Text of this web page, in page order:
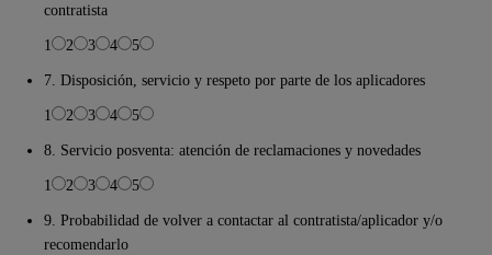
contratista
1
2 3 4
5
7. Disposición, servicio y respeto por parte de los aplicadores
1
2 3 4
5
8. Servicio posventa: atención de reclamaciones y novedades
1
2 3 4
5
9. Probabilidad de volver a contactar al contratista/aplicador y/o
recomendarlo